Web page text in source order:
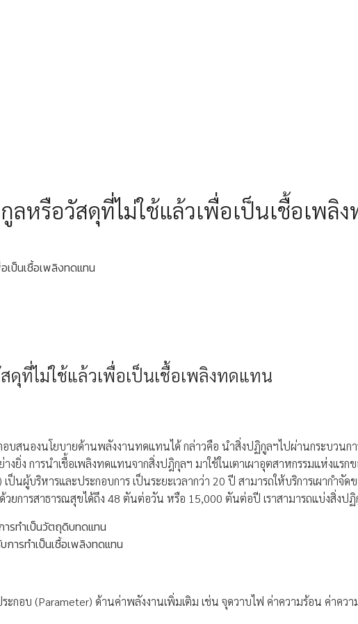
หรือวัสดุที่ไม่ใช้แล้วเพื่อเป็นเชื้อเพลิ
ป็นเชื้อเพลิงทดแทน
ที่ไม่ใช้แล้วเพื่อเป็นเชื้อเพลิงทดแทน
อบสนองนโยบายด้านพลังงานทดแทนได้ กล่าวคือ นำสิ่งปฏิกูลฯไปผ่านกระบวน
างยิ่ง การนำเชื้อเพลิงทดแทนจากสิ่งปฎิกุลฯ มาใช้ในเตาเผาอุตสาหกรรมแห่งแร
นผู้บริหารและประกอบการ เป็นระยะเวลากว่า 20 ปี สามารถให้บริการเผากำ
การสาธารณสุขได้ถึง 48 ตันต่อวัน หรือ 15,000 ตันต่อปี เราสามารถแบ่งสิ่งป
รทำเป็นวัตถุดิบทดแทน
ารทำเป็นเชื้อเพลิงทดแทน
อบ (Parameter) ด้านค่าพลังงานเพิ่มเติม เช่น จุดวาบไฟ ค่าความร้อน ค่าคว